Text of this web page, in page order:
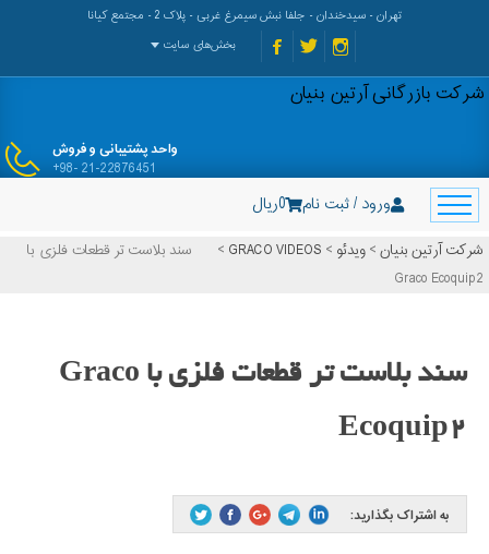
تهران - سیدخندان - جلفا نبش سیمرغ غربی - پلاک 2 - مجتمع کیانا
بخش‌های سایت
شرکت بازرگانی آرتین بنیان
واحد پشتیبانی و فروش
+98- 21-22876451
ورود / ثبت نام 0ریال
شرکت آرتین بنیان>ویدئو >
GRACO VIDEOS
>
سند بلاست تر قطعات فلزی با
Graco Ecoquip2
سند بلاست تر قطعات فلزی با Graco
Ecoquip2
به اشتراک بگذارید: